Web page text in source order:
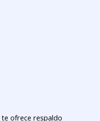
te ofrece respaldo